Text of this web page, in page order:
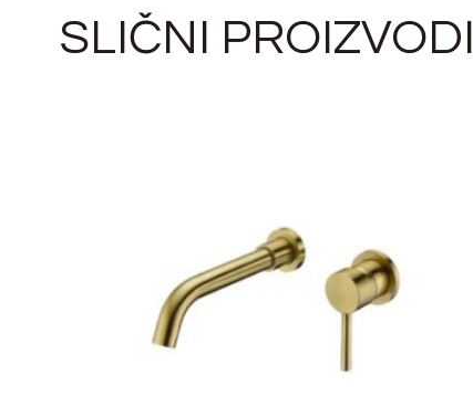
SLIČNI PROIZVODI